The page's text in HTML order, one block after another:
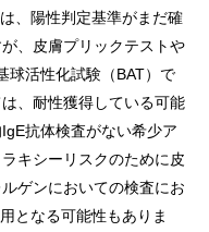
、陽性判定基準がまだ確
、皮膚プリックテストや
球活性化試験（BAT）で
、耐性獲得している可能
抗体検査がない希少ア
キシーリスクのために皮
ゲンにおいての検査にお
となる可能性もありま